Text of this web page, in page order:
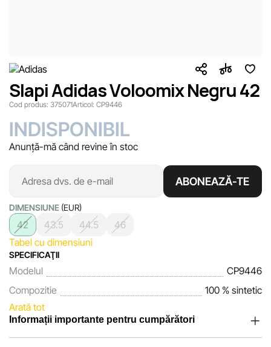
Slapi Adidas Voloomix Negru 42
Cod produs: 375071Articol: CP9446
INDISPONIBIL
Anunță-mă când revine în stoc
ABONEAZĂ-TE
DIMENSIUNE (EUR)
42 43.5 44.5
46
Tabel cu dimensiuni
SPECIFICAŢII
Modelul
CP9446
Compozitie
100 % sintetic
Arată tot
Informații importante pentru cumpărători